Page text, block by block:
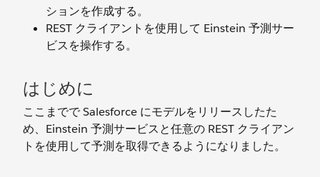
ションを作成する。
REST クライアントを使用して Einstein 予測サー
ビスを操作する。
はじめに
ここまでで Salesforce にモデルをリリースしたた
め、Einstein 予測サービスと任意の REST クライアン
トを使用して予測を取得できるようになりました。